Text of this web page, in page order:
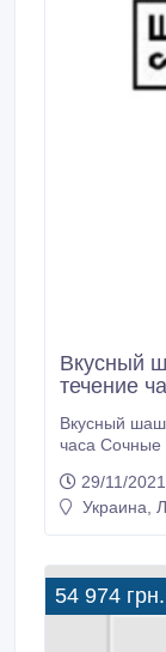
Вкyсный
течение
Вкyсный
часа Сочные и ароматные блюда на мангале
отличной
хлопотного
29/11/
Украина,
54 974 грн.